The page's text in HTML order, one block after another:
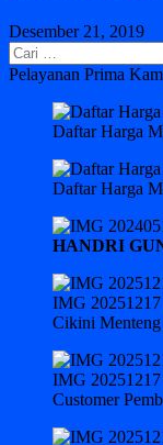
Desember 21, 2019
Cari
untuk:
Pelayanan Prima
Daftar Harga
Daftar Harga
HANDRI
IMG
Cikini Menteng
IMG
Customer